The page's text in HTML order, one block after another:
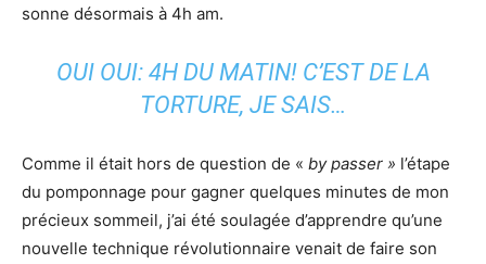
sonne désormais à 4h am.
OUI OUI: 4H DU MATIN! C’EST DE LA
TORTURE, JE SAIS…
Comme il était hors de question de « by passer » l’étape
du pomponnage pour gagner quelques minutes de mon
précieux sommeil, j’ai été soulagée d’apprendre qu’une
nouvelle technique révolutionnaire venait de faire son